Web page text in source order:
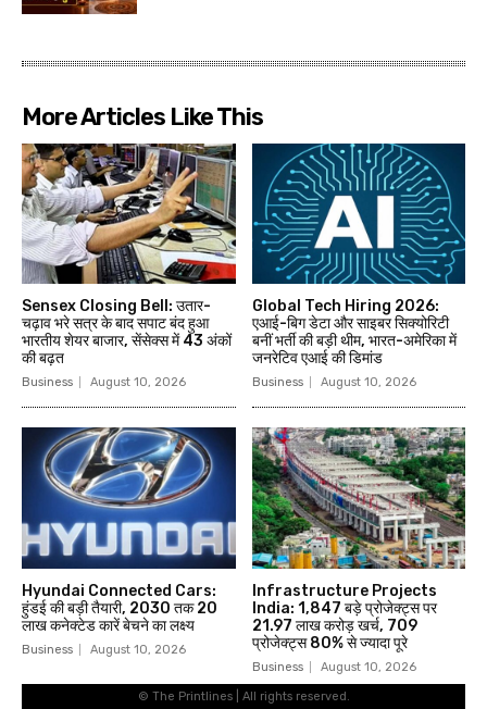
© The Printlines | All rights reserved.